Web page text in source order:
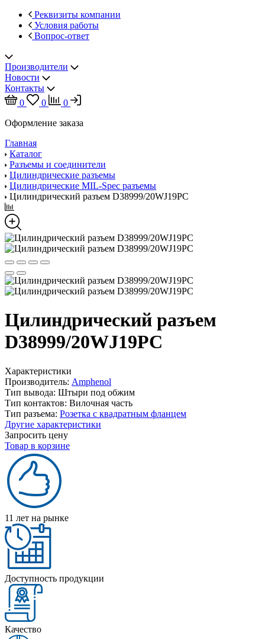
Реквизиты компании
Условия работы
Вопрос-ответ
Производители
Новости
Контакты
0
0
0
Оформление заказа
Главная
Каталог
Разъемы и соединители
Цилиндрические разъемы
Цилиндрические MIL-Spec разъемы
Цилиндрический разъем D38999/20WJ19PC
Цилиндрический разъем
D38999/20WJ19PC
Характеристики
Производитель: Amphenol
Тип вывода: Штыри под обжим
Тип контактов: Вилочная часть
Тип разъема: Розетка с квадратным фланцем
Другие характеристики
Запросить цену
Товар в корзине
11 лет на рынке
Доступность продукции
Качество